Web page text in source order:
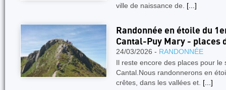
ville de naissance de. [...]
Randonnée en étoile du
Cantal-Puy Mary - places
24/03/2026 - RANDONNÉE
Il reste encore des places pour le
Cantal.Nous randonnerons en
crêtes, dans les vallées et. [...]